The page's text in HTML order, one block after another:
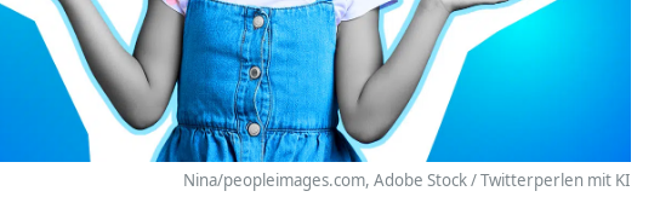
Nina/peopleimages.com, Adobe Stock / Twitterperlen mit KI